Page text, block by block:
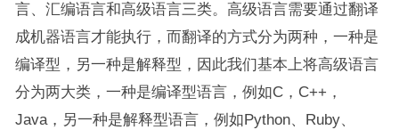
言、汇编语言和高级语言三类。高级语言需要通过翻译
成机器语言才能执行，而翻译的方式分为两种，一种是
编译型，另一种是解释型，因此我们基本上将高级语言
分为两大类，一种是编译型语言，例如C，C++，
Java，另一种是解释型语言，例如Python、Ruby、